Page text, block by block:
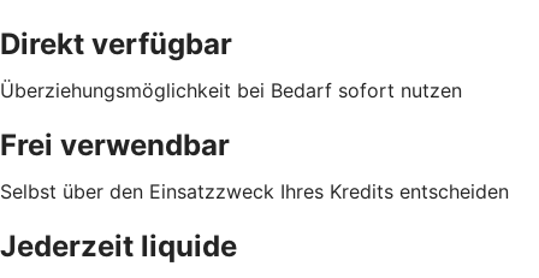
Direkt verfügbar
Überziehungsmöglichkeit bei Bedarf sofort nutzen
Frei verwendbar
Selbst über den Einsatzzweck Ihres Kredits entscheiden
Jederzeit liquide